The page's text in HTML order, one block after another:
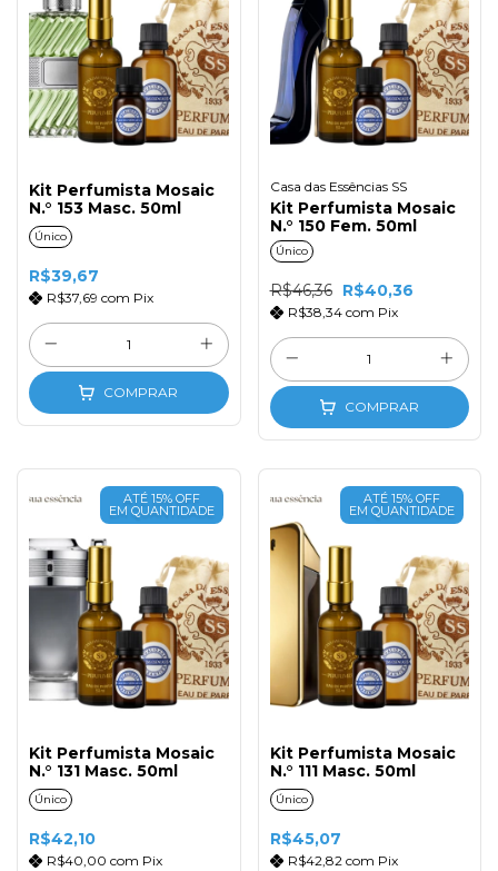
Kit Perfumista Mosaic
N.° 153 Masc. 50ml
Único
R$39,67
R$37,69 com Pix
COMPRAR
Casa das Essências SS
Kit Perfumista Mosaic
N.° 150 Fem. 50ml
Único
R$46,36 R$40,36
R$38,34 com Pix
COMPRAR
ATÉ 15% OFF
EM QUANTIDADE
Kit Perfumista Mosaic
N.° 131 Masc. 50ml
Único
R$42,10
R$40,00 com Pix
ATÉ 15% OFF
EM QUANTIDADE
Kit Perfumista Mosaic
N.° 111 Masc. 50ml
Único
R$45,07
R$42,82 com Pix